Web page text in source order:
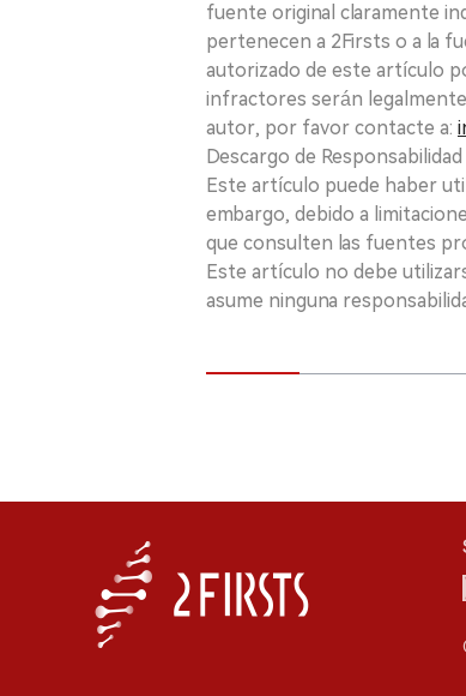
fuente original claramente
pertenecen a 2Firsts o a la
autorizado de este artículo
infractores serán
autor, por favor contacte a:
Descargo de
Este artículo puede haber
embargo, debido a
que consulten las fuentes
Este artículo no debe
asume ninguna